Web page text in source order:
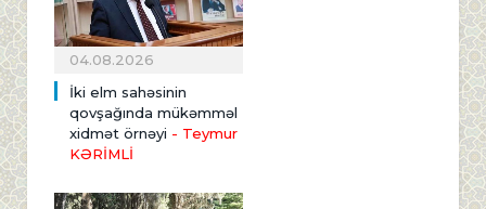
04.08.2026
İki elm sahəsinin
qovşağında mükəmməl
xidmət örnəyi - Teymur
KƏRİMLİ